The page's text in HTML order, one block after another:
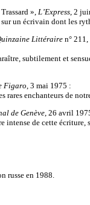
», L’Express, 2
un écrivain dont les
Littéraire n°
subtilement et
Figaro, 3 mai 1975 :
rares enchanteurs de
de Genève, 26 avril
intense de cette
russe en 1988.